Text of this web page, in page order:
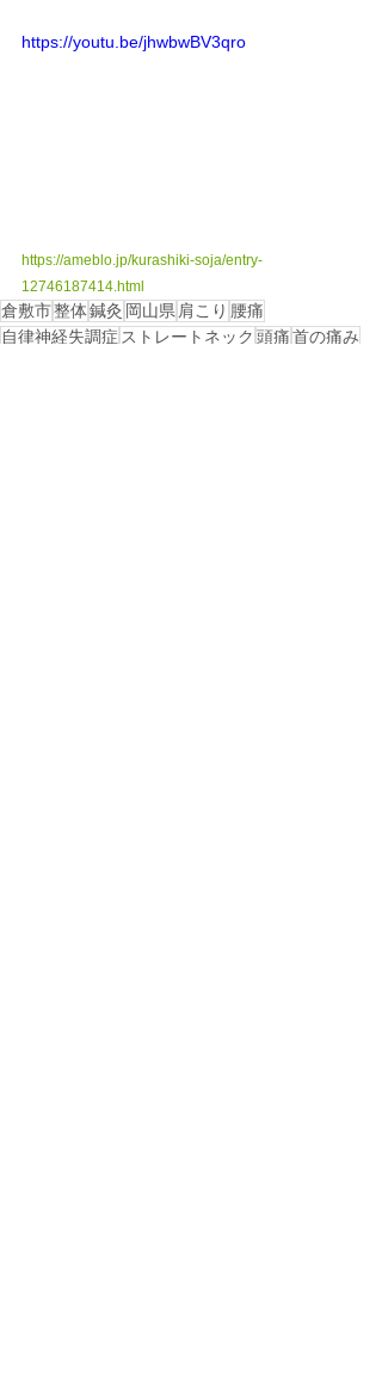
https://youtu.be/jhwbwBV3qro
https://ameblo.jp/kurashiki-soja/entry-
12746187414.html
倉敷市整体鍼灸 岡山県 肩こり 腰痛
自律神経失調症 ストレートネック 頭痛首の痛み